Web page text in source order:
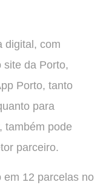
digital, com
site da Porto,
Porto, tanto
para
também pode
parceiro.
em 12 parcelas no